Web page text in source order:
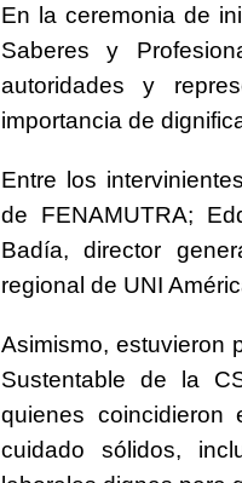
En la ceremonia de
Saberes y
autoridades y
importancia de
Entre los
de FENAMUTRA;
Badía, director
regional de UNI
Asimismo, estuvieron
Sustentable de la
quienes
cuidado sólidos,